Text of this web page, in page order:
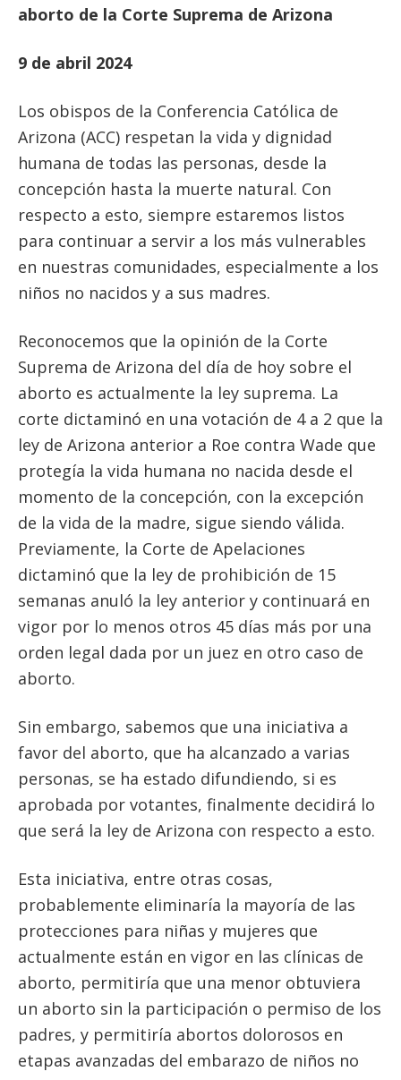
aborto de la Corte Suprema de Arizona
9 de abril 2024
Los obispos de la Conferencia Católica de
Arizona (ACC) respetan la vida y dignidad
humana de todas las personas, desde la
concepción hasta la muerte natural. Con
respecto a esto, siempre estaremos listos
para continuar a servir a los más vulnerables
en nuestras comunidades, especialmente a los
niños no nacidos y a sus madres.
Reconocemos que la opinión de la Corte
Suprema de Arizona del día de hoy sobre el
aborto es actualmente la ley suprema. La
corte dictaminó en una votación de 4 a 2 que la
ley de Arizona anterior a Roe contra Wade que
protegía la vida humana no nacida desde el
momento de la concepción, con la excepción
de la vida de la madre, sigue siendo válida.
Previamente, la Corte de Apelaciones
dictaminó que la ley de prohibición de 15
semanas anuló la ley anterior y continuará en
vigor por lo menos otros 45 días más por una
orden legal dada por un juez en otro caso de
aborto.
Sin embargo, sabemos que una iniciativa a
favor del aborto, que ha alcanzado a varias
personas, se ha estado difundiendo, si es
aprobada por votantes, finalmente decidirá lo
que será la ley de Arizona con respecto a esto.
Esta iniciativa, entre otras cosas,
probablemente eliminaría la mayoría de las
protecciones para niñas y mujeres que
actualmente están en vigor en las clínicas de
aborto, permitiría que una menor obtuviera
un aborto sin la participación o permiso de los
padres, y permitiría abortos dolorosos en
etapas avanzadas del embarazo de niños no